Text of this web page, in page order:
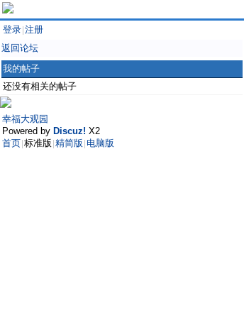
登录 注册
返回论坛
我的帖子
还没有相关的帖子
幸福大观园
Powered by Discuz! X2
首页 标准版 精简版 电脑版